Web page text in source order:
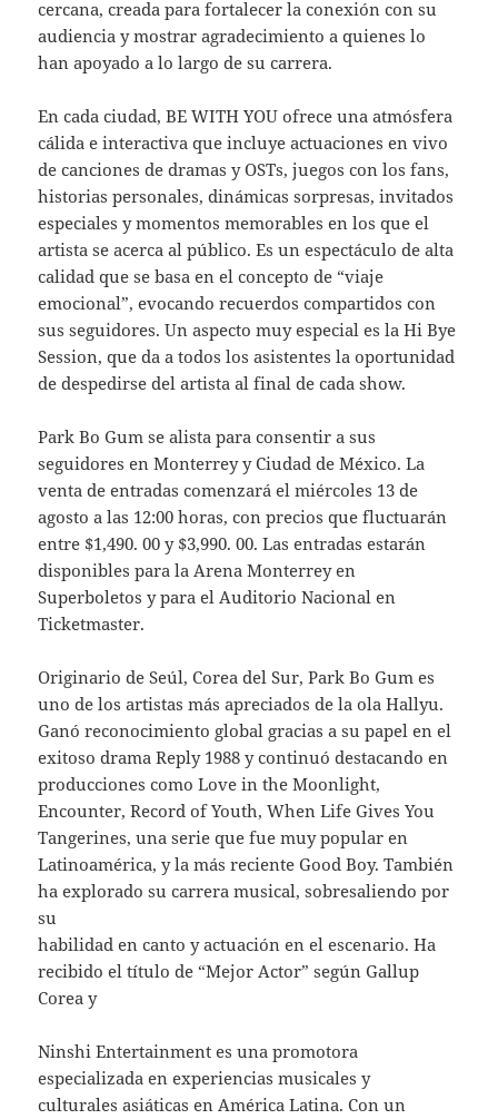
cercana, creada para fortalecer la conexión con su
audiencia y mostrar agradecimiento a quienes lo
han apoyado a lo largo de su carrera.
En cada ciudad, BE WITH YOU ofrece una atmósfera
cálida e interactiva que incluye actuaciones en vivo
de canciones de dramas y OSTs, juegos con los fans,
historias personales, dinámicas sorpresas, invitados
especiales y momentos memorables en los que el
artista se acerca al público. Es un espectáculo de alta
calidad que se basa en el concepto de “viaje
emocional”, evocando recuerdos compartidos con
sus seguidores. Un aspecto muy especial es la Hi Bye
Session, que da a todos los asistentes la oportunidad
de despedirse del artista al final de cada show.
Park Bo Gum se alista para consentir a sus
seguidores en Monterrey y Ciudad de México. La
venta de entradas comenzará el miércoles 13 de
agosto a las 12:00 horas, con precios que fluctuarán
entre $1,490. 00 y $3,990. 00. Las entradas estarán
disponibles para la Arena Monterrey en
Superboletos y para el Auditorio Nacional en
Ticketmaster.
Originario de Seúl, Corea del Sur, Park Bo Gum es
uno de los artistas más apreciados de la ola Hallyu.
Ganó reconocimiento global gracias a su papel en el
exitoso drama Reply 1988 y continuó destacando en
producciones como Love in the Moonlight,
Encounter, Record of Youth, When Life Gives You
Tangerines, una serie que fue muy popular en
Latinoamérica, y la más reciente Good Boy. También
ha explorado su carrera musical, sobresaliendo por
su
habilidad en canto y actuación en el escenario. Ha
recibido el título de “Mejor Actor” según Gallup
Corea y
Ninshi Entertainment es una promotora
especializada en experiencias musicales y
culturales asiáticas en América Latina. Con un